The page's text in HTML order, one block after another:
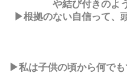
や結び付きのよ
▶根拠のない自信って、
▶私は子供の頃から何で